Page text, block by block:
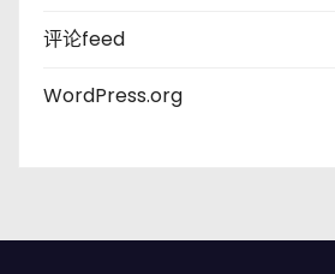
评论feed
WordPress.org